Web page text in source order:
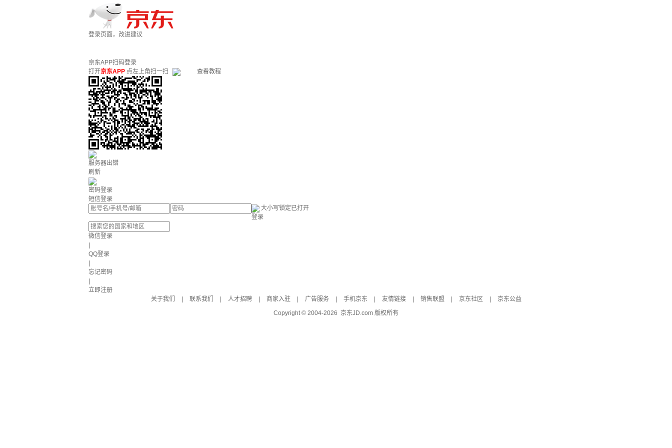
登录页面，改进建议
京东APP扫码登录
打开京东APP 点左上角扫一扫 查看教程
服务器出错
刷新
密码登录
短信登录
大小写锁定已打开
登录
微信登录
QQ登录
忘记密码
立即注册
关于我们
联系我们 人才招聘 商家入驻 广告服务 手机京东 友情链接 销售联盟 京东社区
京东公益
Copyright © 2004-2026 京东JD.com 版权所有